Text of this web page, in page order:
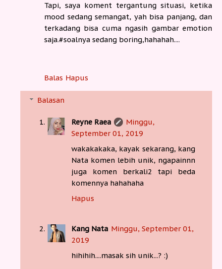
Tapi, saya koment tergantung situasi, ketika
mood sedang semangat, yah bisa panjang, dan
terkadang bisa cuma ngasih gambar emotion
saja.#soalnya sedang boring,hahahah....
Balas Hapus
Balasan
Reyne Raea
Minggu,
September 01, 2019
wakakakaka, kayak sekarang, kang
Nata komen lebih unik, ngapainnn
juga komen berkali2 tapi beda
komennya hahahaha
Hapus
Kang Nata Minggu, September 01,
2019
hihihih....masak sih unik...? :)